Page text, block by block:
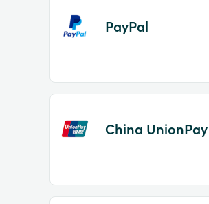
PayPal
China UnionPay